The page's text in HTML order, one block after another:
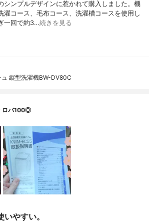
シンプルデザインに惹かれて購入しました。機
濯コース、毛布コース、洗濯槽コースを使用し
一回で約3…続きを見る
ュ 縦型洗濯機BW-DV80C
ロバ100◎
やすい。